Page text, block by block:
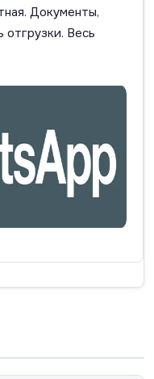
Документы,
отгрузки. Весь